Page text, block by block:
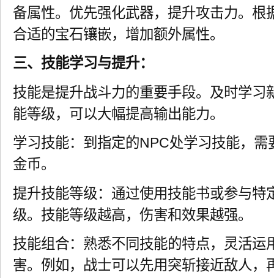
备属性。优先强化武器，提升攻击力。根
合适的宝石镶嵌，增加额外属性。
三、技能学习与提升：
技能是提升战斗力的重要手段。及时学习
能等级，可以大幅提高输出能力。
学习技能：到指定的NPC处学习技能，
金币。
提升技能等级：通过使用技能书或参与特
级。技能等级越高，伤害和效果越强。
技能组合：熟悉不同技能的特点，灵活运
害。例如，战士可以先用突斩接近敌人，